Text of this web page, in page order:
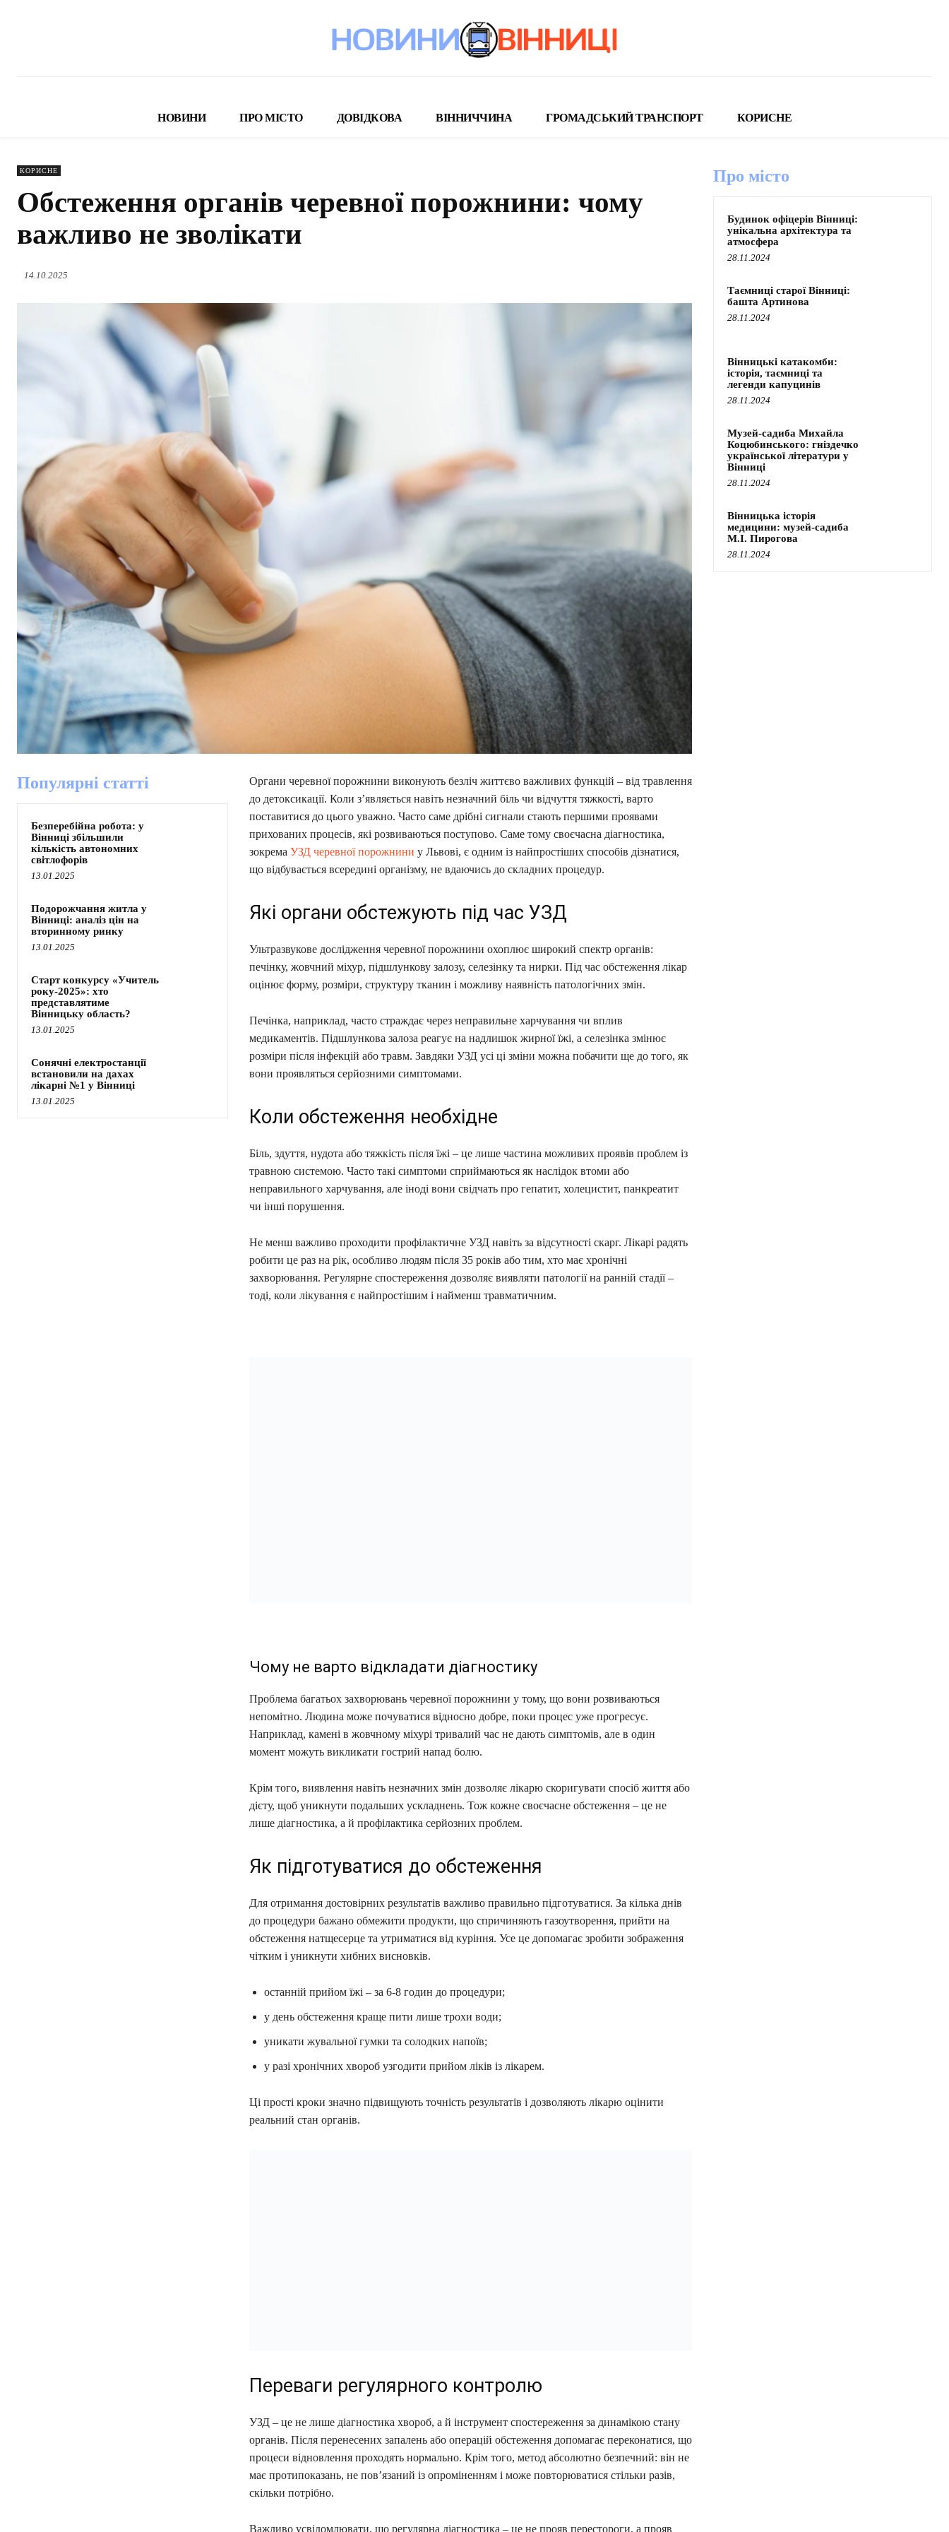
НОВИНИ ПРО МІСТО ДОВІДКОВА ВІННИЧЧИНА ГРОМАДСЬКИЙ ТРАНСПОРТ КОРИСНЕ
КОРИСНЕ
Обстеження органів черевної порожнини: чому
важливо не зволікати
14.10.2025
Популярні статті
Безперебійна робота: у
Вінниці збільшили
кількість автономних
світлофорів
13.01.2025
Подорожчання житла у
Вінниці: аналіз цін на
вторинному ринку
13.01.2025
Старт конкурсу «Учитель
року-2025»: хто
представлятиме
Вінницьку область?
13.01.2025
Сонячні електростанції
встановили на дахах
лікарні №1 у Вінниці
13.01.2025
Органи черевної порожнини виконують безліч життєво важливих функцій – від травлення
до детоксикації. Коли з’являється навіть незначний біль чи відчуття тяжкості, варто
поставитися до цього уважно. Часто саме дрібні сигнали стають першими проявами
прихованих процесів, які розвиваються поступово. Саме тому своєчасна діагностика,
зокрема УЗД черевної порожнини у Львові, є одним із найпростіших способів дізнатися,
що відбувається всередині організму, не вдаючись до складних процедур.
Які органи обстежують під час УЗД
Ультразвукове дослідження черевної порожнини охоплює широкий спектр органів:
печінку, жовчний міхур, підшлункову залозу, селезінку та нирки. Під час обстеження лікар
оцінює форму, розміри, структуру тканин і можливу наявність патологічних змін.
Печінка, наприклад, часто страждає через неправильне харчування чи вплив
медикаментів. Підшлункова залоза реагує на надлишок жирної їжі, а селезінка змінює
розміри після інфекцій або травм. Завдяки УЗД усі ці зміни можна побачити ще до того, як
вони проявляться серйозними симптомами.
Коли обстеження необхідне
Біль, здуття, нудота або тяжкість після їжі – це лише частина можливих проявів проблем із
травною системою. Часто такі симптоми сприймаються як наслідок втоми або
неправильного харчування, але іноді вони свідчать про гепатит, холецистит, панкреатит
чи інші порушення.
Не менш важливо проходити профілактичне УЗД навіть за відсутності скарг. Лікарі радять
робити це раз на рік, особливо людям після 35 років або тим, хто має хронічні
захворювання. Регулярне спостереження дозволяє виявляти патології на ранній стадії –
тоді, коли лікування є найпростішим і найменш травматичним.
Чому не варто відкладати діагностику
Проблема багатьох захворювань черевної порожнини у тому, що вони розвиваються
непомітно. Людина може почуватися відносно добре, поки процес уже прогресує.
Наприклад, камені в жовчному міхурі тривалий час не дають симптомів, але в один
момент можуть викликати гострий напад болю.
Крім того, виявлення навіть незначних змін дозволяє лікарю скоригувати спосіб життя або
дієту, щоб уникнути подальших ускладнень. Тож кожне своєчасне обстеження – це не
лише діагностика, а й профілактика серйозних проблем.
Як підготуватися до обстеження
Для отримання достовірних результатів важливо правильно підготуватися. За кілька днів
до процедури бажано обмежити продукти, що спричиняють газоутворення, прийти на
обстеження натщесерце та утриматися від куріння. Усе це допомагає зробити зображення
чітким і уникнути хибних висновків.
останній прийом їжі – за 6-8 годин до процедури;
у день обстеження краще пити лише трохи води;
уникати жувальної гумки та солодких напоїв;
у разі хронічних хвороб узгодити прийом ліків із лікарем.
Ці прості кроки значно підвищують точність результатів і дозволяють лікарю оцінити
реальний стан органів.
Переваги регулярного контролю
УЗД – це не лише діагностика хвороб, а й інструмент спостереження за динамікою стану
органів. Після перенесених запалень або операцій обстеження допомагає переконатися, що
процеси відновлення проходять нормально. Крім того, метод абсолютно безпечний: він не
має протипоказань, не пов’язаний із опроміненням і може повторюватися стільки разів,
скільки потрібно.
Важливо усвідомлювати, що регулярна діагностика – це не прояв перестороги, а прояв
Про місто
Будинок офіцерів Вінниці:
унікальна архітектура та
атмосфера
28.11.2024
Таємниці старої Вінниці:
башта Артинова
28.11.2024
Вінницькі катакомби:
історія, таємниці та
легенди капуцинів
28.11.2024
Музей-садиба Михайла
Коцюбинського: гніздечко
української літератури у
Вінниці
28.11.2024
Вінницька історія
медицини: музей-садиба
М.І. Пирогова
28.11.2024